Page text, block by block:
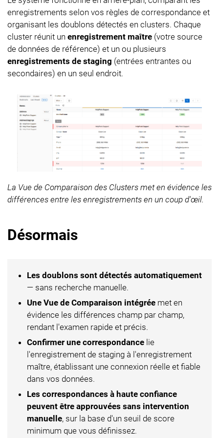
enregistrements selon vos règles de correspondance et
organisant les doublons détectés en clusters. Chaque
cluster réunit un enregistrement maître (votre source
de données de référence) et un ou plusieurs
enregistrements de staging (entrées entrantes ou
secondaires) en un seul endroit.
La Vue de Comparaison des Clusters met en évidence les
différences entre les enregistrements en un coup d'œil.
Désormais
Les doublons sont détectés automatiquement
— sans recherche manuelle.
Une Vue de Comparaison intégrée met en
évidence les différences champ par champ,
rendant l'examen rapide et précis.
Confirmer une correspondance lie
l'enregistrement de staging à l'enregistrement
maître, établissant une connexion réelle et fiable
dans vos données.
Les correspondances à haute confiance
peuvent être approuvées sans intervention
manuelle, sur la base d'un seuil de score
minimum que vous définissez.